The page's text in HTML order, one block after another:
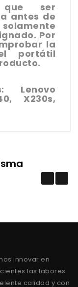
ser
antes de
Por
la
portátil
Lenovo
X230s,
innovar en
las labores
calidad y con